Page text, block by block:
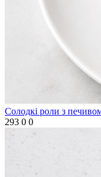
Солодкі роли з
293 0 0